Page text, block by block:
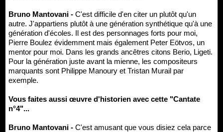
Bruno Mantovani - C'est difficile d'en citer un plutôt qu'un
autre. J'appartiens plutôt à une génération synthétique qu'à une
génération d'écoles. Il est des personnages forts pour moi,
Pierre Boulez évidemment mais également Peter Eötvos, un
mentor pour moi. Dans les grands ancêtres citons Berio, Ligeti.
Pour la génération juste avant la mienne, les compositeurs
marquants sont Philippe Manoury et Tristan Murail par
exemple.
Vous faites aussi œuvre d'historien avec cette "Cantate
n°4"...
Bruno Mantovani - C'est amusant que vous disiez cela parce